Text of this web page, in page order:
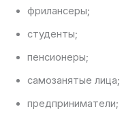
фрилансеры;
студенты;
пенсионеры;
самозанятые лица;
предприниматели;